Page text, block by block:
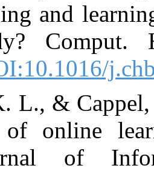
online
Who's
106675. [
35. Smart,
study.